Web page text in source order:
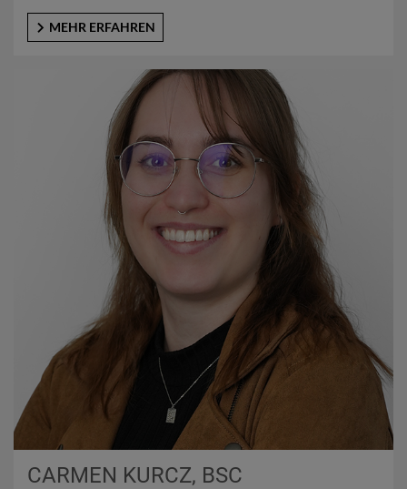
MEHR ERFAHREN
CARMEN KURCZ, BSC